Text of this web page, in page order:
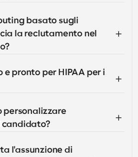
basato sugli
la reclutamento nel
e pronto per HIPAA per i
personalizzare
candidato?
l'assunzione di